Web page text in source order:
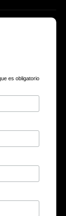
es obligatorio